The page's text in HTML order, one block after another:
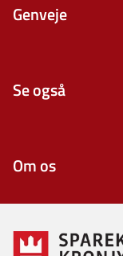
Genveje
Se også
Om os